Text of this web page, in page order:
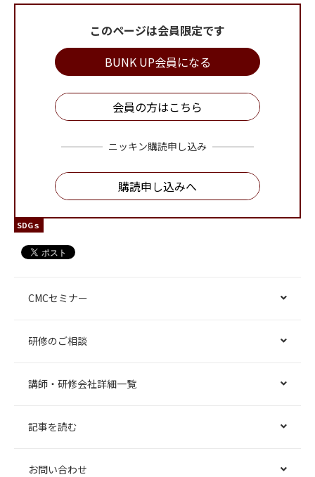
このページは会員限定です
BUNK UP会員になる
会員の方はこちら
ニッキン購読申し込み
購読申し込みへ
SDGｓ
CMCセミナー
研修のご相談
講師・研修会社詳細一覧
記事を読む
お問い合わせ